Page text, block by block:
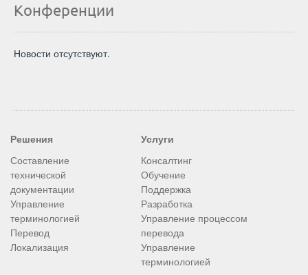
Конференции
Новости отсутствуют.
Решения
Составление
технической
документации
Управление
терминологией
Перевод
Локализация
Услуги
Консалтинг
Обучение
Поддержка
Разработка
Управление процессом
перевода
Управление
терминологией